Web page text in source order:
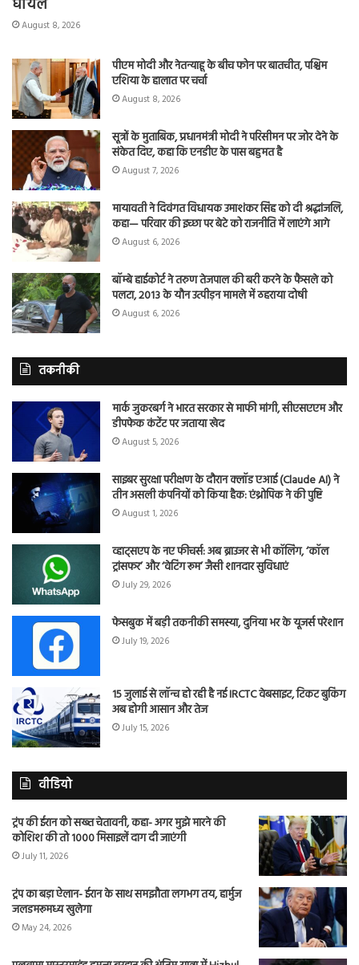
घायल
August 8, 2026
पीएम मोदी और नेतन्याहू के बीच फोन पर बातचीत, पश्चिम
एशिया के हालात पर चर्चा
August 8, 2026
सूत्रों के मुताबिक, प्रधानमंत्री मोदी ने परिसीमन पर जोर देने के
संकेत दिए, कहा कि एनडीए के पास बहुमत है
August 7, 2026
मायावती ने दिवंगत विधायक उमाशंकर सिंह को दी श्रद्धांजलि,
कहा— परिवार की इच्छा पर बेटे को राजनीति में लाएंगे आगे
August 6, 2026
बॉम्बे हाईकोर्ट ने तरुण तेजपाल की बरी करने के फैसले को
पलटा, 2013 के यौन उत्पीड़न मामले में ठहराया दोषी
August 6, 2026
तकनीकी
मार्क जुकरबर्ग ने भारत सरकार से माफी मांगी, सीएसएएम और
डीपफेक कंटेंट पर जताया खेद
August 5, 2026
साइबर सुरक्षा परीक्षण के दौरान क्लॉड एआई (Claude AI) ने
तीन असली कंपनियों को किया हैक: एंथ्रोपिक ने की पुष्टि
August 1, 2026
व्हाट्सएप के नए फीचर्स: अब ब्राउजर से भी कॉलिंग, ‘कॉल
ट्रांसफर’ और ‘वेटिंग रूम’ जैसी शानदार सुविधाएं
July 29, 2026
फेसबुक में बड़ी तकनीकी समस्या, दुनिया भर के यूजर्स परेशान
July 19, 2026
15 जुलाई से लॉन्च हो रही है नई IRCTC वेबसाइट, टिकट बुकिंग
अब होगी आसान और तेज
July 15, 2026
वीडियो
ट्रंप की ईरान को सख्त चेतावनी, कहा- अगर मुझे मारने की
कोशिश की तो 1000 मिसाइलें दाग दी जाएंगी
July 11, 2026
ट्रंप का बड़ा ऐलान- ईरान के साथ समझौता लगभग तय, हार्मुज
जलडमरूमध्य खुलेगा
May 24, 2026